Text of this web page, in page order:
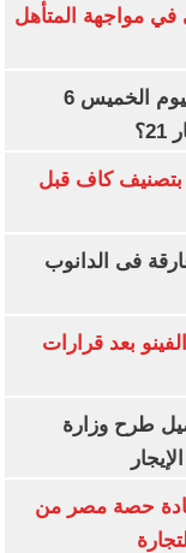
في مواجهة المتأهل
سعر الذهب يواصل الارتفاع اليوم الخميس 6
بتصنيف كاف قبل
فى الدانوب
بعد قرارات
طرح وزارة
حصة مصر من